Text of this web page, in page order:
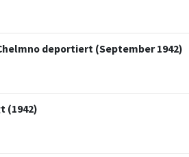
deportiert (September 1942)
(1942)